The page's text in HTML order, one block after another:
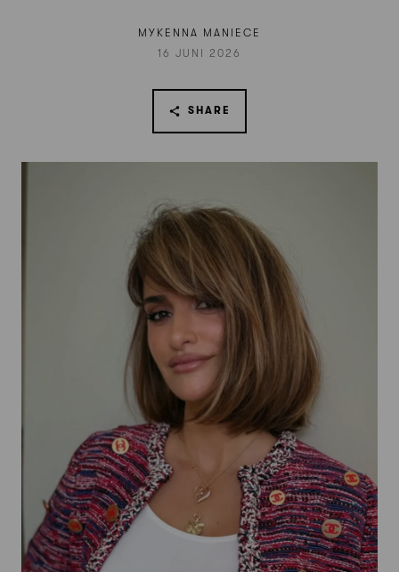
MYKENNA MANIECE
16 JUNI 2026
SHARE